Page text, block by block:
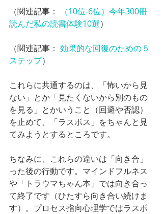
（関連記事：
（10位-6位）今年300冊
読んだ私の読書体験10選）
（関連記事： 効果的な回復のための５
ステップ）
これらに共通するのは、「怖いから見
ない」とか「見たくないから別のもの
を見る」とかいうこと（回避や否認）
を止めて、「ラスボス」をちゃんと見
てみようとするところです。
ちなみに、これらの違いは「向き合」
った後の行動です。マインドフルネス
や「トラウマちゃん本」では向き合っ
て終了です（ひたすら向き合い続けま
す）。プロセス指向心理学ではラスボ